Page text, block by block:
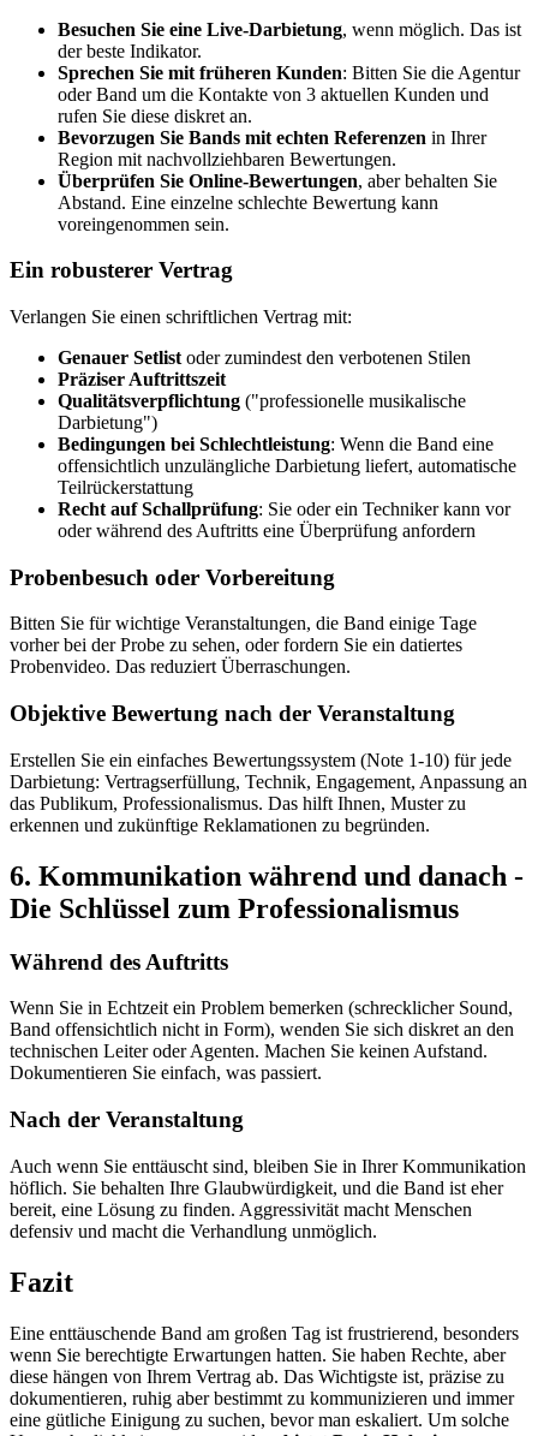
Besuchen Sie eine Live-Darbietung, wenn möglich. Das ist
der beste Indikator.
Sprechen Sie mit früheren Kunden: Bitten Sie die Agentur
oder Band um die Kontakte von 3 aktuellen Kunden und
rufen Sie diese diskret an.
Bevorzugen Sie Bands mit echten Referenzen in Ihrer
Region mit nachvollziehbaren Bewertungen.
Überprüfen Sie Online-Bewertungen, aber behalten Sie
Abstand. Eine einzelne schlechte Bewertung kann
voreingenommen sein.
Ein robusterer Vertrag
Verlangen Sie einen schriftlichen Vertrag mit:
Genauer Setlist oder zumindest den verbotenen Stilen
Präziser Auftrittszeit
Qualitätsverpflichtung ("professionelle musikalische
Darbietung")
Bedingungen bei Schlechtleistung: Wenn die Band eine
offensichtlich unzulängliche Darbietung liefert, automatische
Teilrückerstattung
Recht auf Schallprüfung: Sie oder ein Techniker kann vor
oder während des Auftritts eine Überprüfung anfordern
Probenbesuch oder Vorbereitung
Bitten Sie für wichtige Veranstaltungen, die Band einige Tage
vorher bei der Probe zu sehen, oder fordern Sie ein datiertes
Probenvideo. Das reduziert Überraschungen.
Objektive Bewertung nach der Veranstaltung
Erstellen Sie ein einfaches Bewertungssystem (Note 1-10) für jede
Darbietung: Vertragserfüllung, Technik, Engagement, Anpassung an
das Publikum, Professionalismus. Das hilft Ihnen, Muster zu
erkennen und zukünftige Reklamationen zu begründen.
6. Kommunikation während und danach -
Die Schlüssel zum Professionalismus
Während des Auftritts
Wenn Sie in Echtzeit ein Problem bemerken (schrecklicher Sound,
Band offensichtlich nicht in Form), wenden Sie sich diskret an den
technischen Leiter oder Agenten. Machen Sie keinen Aufstand.
Dokumentieren Sie einfach, was passiert.
Nach der Veranstaltung
Auch wenn Sie enttäuscht sind, bleiben Sie in Ihrer Kommunikation
höflich. Sie behalten Ihre Glaubwürdigkeit, und die Band ist eher
bereit, eine Lösung zu finden. Aggressivität macht Menschen
defensiv und macht die Verhandlung unmöglich.
Fazit
Eine enttäuschende Band am großen Tag ist frustrierend, besonders
wenn Sie berechtigte Erwartungen hatten. Sie haben Rechte, aber
diese hängen von Ihrem Vertrag ab. Das Wichtigste ist, präzise zu
dokumentieren, ruhig aber bestimmt zu kommunizieren und immer
eine gütliche Einigung zu suchen, bevor man eskaliert. Um solche